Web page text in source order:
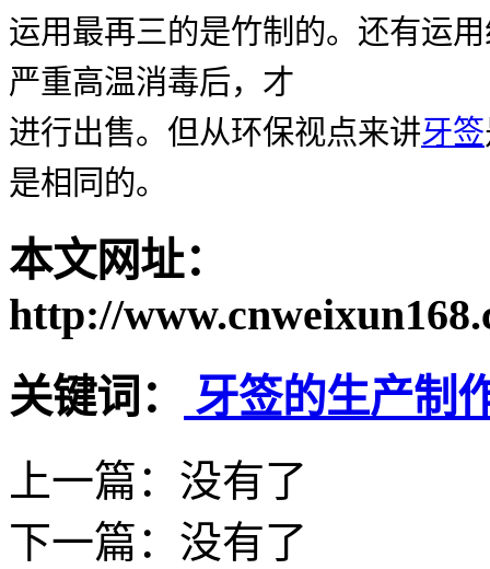
运用最再三的是竹制的。还有运
严重高温消毒后，才
进行出售。但从环保视点来讲牙签
是相同的。
本文网址：
http://
关键词：
牙签的生产制
上一篇：没有了
下一篇： 没有了